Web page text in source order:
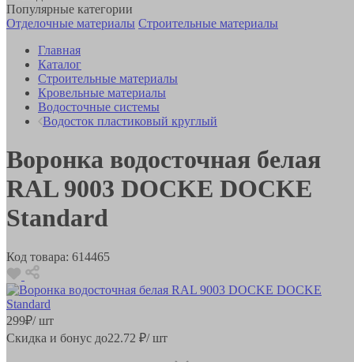
Популярные категории
Отделочные материалы Строительные материалы
Главная
Каталог
Строительные материалы
Кровельные материалы
Водосточные системы
Водосток пластиковый круглый
Воронка водосточная белая
RAL 9003 DOCKE DOCKE
Standard
Код товара: 614465
299₽/ шт
Скидка и бонус до22.72 ₽/ шт